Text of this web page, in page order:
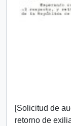
[Solicitud de
retorno de